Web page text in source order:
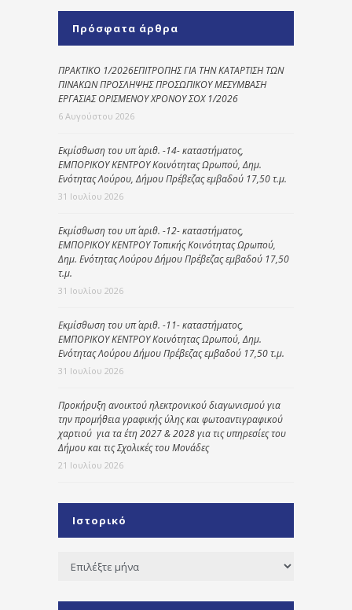
Πρόσφατα άρθρα
ΠΡΑΚΤΙΚΟ 1/2026ΕΠΙΤΡΟΠΗΣ ΓΙΑ ΤΗΝ ΚΑΤΑΡΤΙΣΗ ΤΩΝ
ΠΙΝΑΚΩΝ ΠΡΟΣΛΗΨΗΣ ΠΡΟΣΩΠΙΚΟΥ ΜΕΣΥΜΒΑΣΗ
ΕΡΓΑΣΙΑΣ ΟΡΙΣΜΕΝΟΥ ΧΡΟΝΟΥ ΣΟΧ 1/2026
6 Αυγούστου 2026
Εκμίσθωση του υπ΄ αριθ. -14- καταστήματος,
ΕΜΠΟΡΙΚΟΥ ΚΕΝΤΡΟΥ Κοινότητας Ωρωπού, Δημ.
Ενότητας Λούρου, Δήμου Πρέβεζας εμβαδού 17,50 τ.μ.
31 Ιουλίου 2026
Εκμίσθωση του υπ΄ αριθ. -12- καταστήματος,
ΕΜΠΟΡΙΚΟΥ ΚΕΝΤΡΟΥ Τοπικής Κοινότητας Ωρωπού,
Δημ. Ενότητας Λούρου Δήμου Πρέβεζας εμβαδού 17,50
τ.μ.
31 Ιουλίου 2026
Εκμίσθωση του υπ΄ αριθ. -11- καταστήματος,
ΕΜΠΟΡΙΚΟΥ ΚΕΝΤΡΟΥ Κοινότητας Ωρωπού, Δημ.
Ενότητας Λούρου Δήμου Πρέβεζας εμβαδού 17,50 τ.μ.
31 Ιουλίου 2026
Προκήρυξη ανοικτού ηλεκτρονικού διαγωνισμού για
την προμήθεια γραφικής ύλης και φωτοαντιγραφικού
χαρτιού για τα έτη 2027 & 2028 για τις υπηρεσίες του
Δήμου και τις Σχολικές του Μονάδες
21 Ιουλίου 2026
Ιστορικό
Ιστορικό